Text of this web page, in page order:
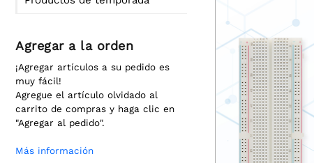
Agregar a la orden
¡Agregar artículos a su pedido es
muy fácil!
Agregue el artículo olvidado al
carrito de compras y haga clic en
"Agregar al pedido".
Más información